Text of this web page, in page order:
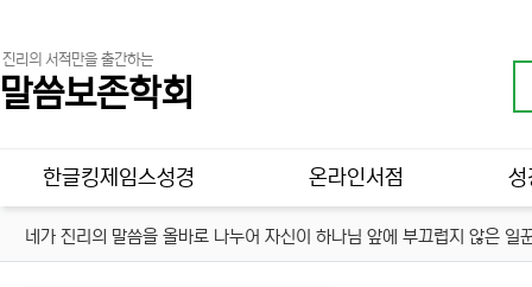
진리의 서적만을 출간하는
말씀보존학회
메인 메뉴
한글킹제임스성경 온라인서점 성
네가 진리의 말씀을 올바로 나누어 자신이 하나님 앞에 부끄럽지 않은